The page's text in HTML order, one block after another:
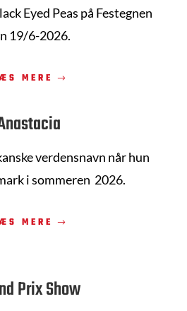
Eyed Peas på Festegnen
19/6-2026.
MERE
verdensnavn når hun
i sommeren 2026.
MERE
Prix Show